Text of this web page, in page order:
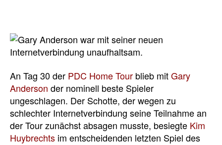
An Tag 30 der PDC Home Tour blieb mitGary
Anderson der nominell beste Spieler
ungeschlagen. Der Schotte, der wegen zu
schlechter Internetverbindung seine Teilnahme an
der Tour zunächst absagen musste, besiegte Kim
Huybrechts im entscheidenden letzten Spiel des